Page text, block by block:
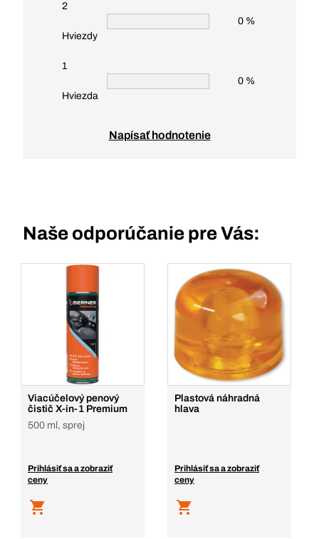
2
Hviezdy
0 %
1
Hviezda
0 %
Napísať hodnotenie
Naše odporúčanie pre Vás:
Viacúčelový penový
čistič X-in-1 Premium
500 ml, sprej
Prihlásiť sa a zobraziť
ceny
Plastová náhradná
hlava
Prihlásiť sa a zobraziť
ceny